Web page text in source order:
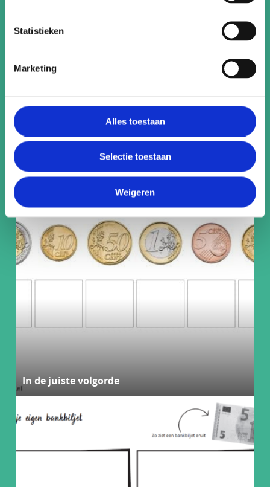
Statistieken
Marketing
Alles toestaan
Selectie toestaan
Weigeren
Je eigen puzzel
In de juiste volgorde